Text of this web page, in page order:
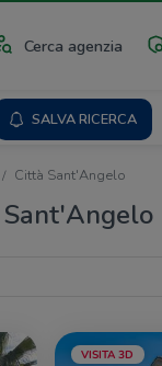
Cerca agenzia
SALVA RICERCA
Città Sant'Angelo
VISITA 3D